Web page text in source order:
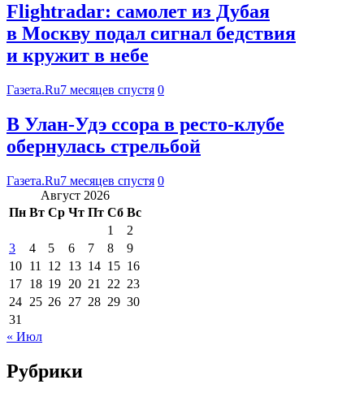
Flightradar: самолет из Дубая
в Москву подал сигнал бедствия
и кружит в небе
Газета.Ru7 месяцев спустя 0
В Улан-Удэ ссора в ресто-клубе
обернулась стрельбой
Газета.Ru7 месяцев спустя 0
Август 2026
Пн Вт Ср Чт Пт Сб Вс
1
2
3
4 5 6 7 8
9
10 11 12 13 14 15 16
17 18 19 20 21 22 23
24 25 26 27 28 29 30
31
« Июл
Рубрики